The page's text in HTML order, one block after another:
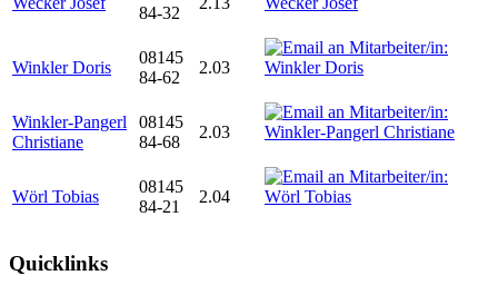
84-32
Winkler Doris
08145
84-62
2.03
Winkler-Pangerl
Christiane
08145
84-68
2.03
Wörl Tobias
08145
84-21
2.04
Quicklinks